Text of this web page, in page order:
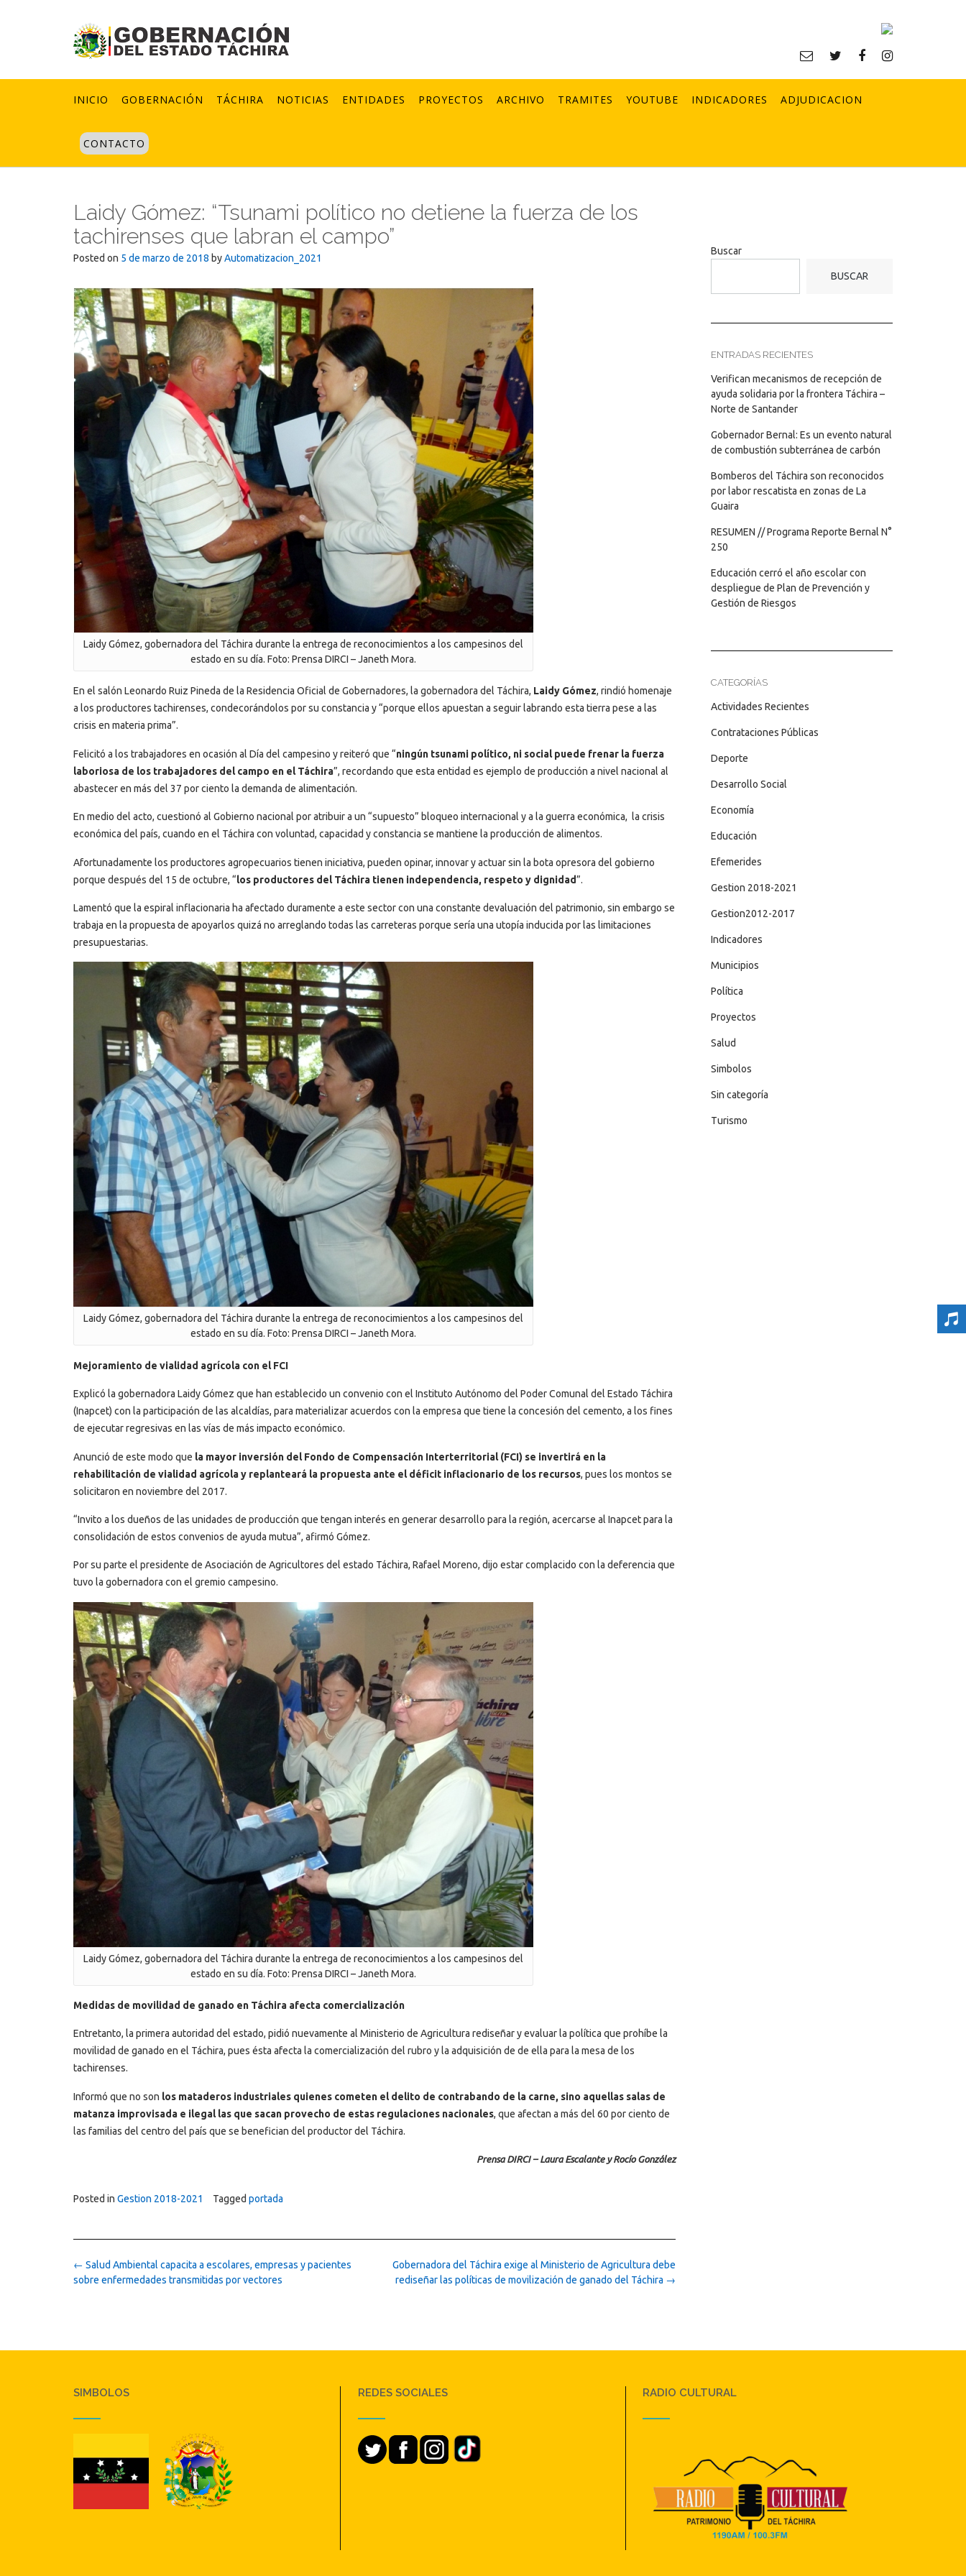
INICIO GOBERNACIÓN TÁCHIRA NOTICIAS ENTIDADES PROYECTOS ARCHIVO TRAMITES YOUTUBE INDICADORES ADJUDICACION
CONTACTO
Laidy Gómez: “Tsunami político no detiene la fuerza de los
tachirenses que labran el campo”
Posted on 5 de marzo de 2018 byAutomatizacion_2021
Laidy Gómez, gobernadora del Táchira durante la entrega de reconocimientos a los campesinos del
estado en su día. Foto: Prensa DIRCI – Janeth Mora.
En el salón Leonardo Ruiz Pineda de la Residencia Oficial de Gobernadores, la gobernadora del Táchira, Laidy Gómez, rindió homenaje
a los productores tachirenses, condecorándolos por su constancia y “porque ellos apuestan a seguir labrando esta tierra pese a las
crisis en materia prima”.
Felicitó a los trabajadores en ocasión al Día del campesino y reiteró que “ningún tsunami político, ni social puede frenar la fuerza
laboriosa de los trabajadores del campo en el Táchira”, recordando que esta entidad es ejemplo de producción a nivel nacional al
abastecer en más del 37 por ciento la demanda de alimentación.
En medio del acto, cuestionó al Gobierno nacional por atribuir a un “supuesto” bloqueo internacional y a la guerra económica, la crisis
económica del país, cuando en el Táchira con voluntad, capacidad y constancia se mantiene la producción de alimentos.
Afortunadamente los productores agropecuarios tienen iniciativa, pueden opinar, innovar y actuar sin la bota opresora del gobierno
porque después del 15 de octubre, “los productores del Táchira tienen independencia, respeto y dignidad”.
Lamentó que la espiral inflacionaria ha afectado duramente a este sector con una constante devaluación del patrimonio, sin embargo se
trabaja en la propuesta de apoyarlos quizá no arreglando todas las carreteras porque sería una utopía inducida por las limitaciones
presupuestarias.
Laidy Gómez, gobernadora del Táchira durante la entrega de reconocimientos a los campesinos del
estado en su día. Foto: Prensa DIRCI – Janeth Mora.
Mejoramiento de vialidad agrícola con el FCI
Explicó la gobernadora Laidy Gómez que han establecido un convenio con el Instituto Autónomo del Poder Comunal del Estado Táchira
(Inapcet) con la participación de las alcaldías, para materializar acuerdos con la empresa que tiene la concesión del cemento, a los fines
de ejecutar regresivas en las vías de más impacto económico.
Anunció de este modo que la mayor inversión del Fondo de Compensación Interterritorial (FCI) se invertirá en la
rehabilitación de vialidad agrícola y replanteará la propuesta ante el déficit inflacionario de los recursos, pues los montos se
solicitaron en noviembre del 2017.
“Invito a los dueños de las unidades de producción que tengan interés en generar desarrollo para la región, acercarse al Inapcet para la
consolidación de estos convenios de ayuda mutua”, afirmó Gómez.
Por su parte el presidente de Asociación de Agricultores del estado Táchira, Rafael Moreno, dijo estar complacido con la deferencia que
tuvo la gobernadora con el gremio campesino.
Laidy Gómez, gobernadora del Táchira durante la entrega de reconocimientos a los campesinos del
estado en su día. Foto: Prensa DIRCI – Janeth Mora.
Medidas de movilidad de ganado en Táchira afecta comercialización
Entretanto, la primera autoridad del estado, pidió nuevamente al Ministerio de Agricultura rediseñar y evaluar la política que prohíbe la
movilidad de ganado en el Táchira, pues ésta afecta la comercialización del rubro y la adquisición de de ella para la mesa de los
tachirenses.
Informó que no son los mataderos industriales quienes cometen el delito de contrabando de la carne, sino aquellas salas de
matanza improvisada e ilegal las que sacan provecho de estas regulaciones nacionales, que afectan a más del 60 por ciento de
las familias del centro del país que se benefician del productor del Táchira.
Prensa DIRCI – Laura Escalante y Rocío González
Posted in Gestion 2018-2021 Tagged portada
Post
navigation
Gobernadora del Táchira exige al Ministerio de Agricultura debe
rediseñar las políticas de movilización de ganado del Táchira →
← Salud Ambiental capacita a escolares, empresas y pacientes
sobre enfermedades transmitidas por vectores
Buscar
BUSCAR
ENTRADAS RECIENTES
Verifican mecanismos de recepción de
ayuda solidaria por la frontera Táchira –
Norte de Santander
Gobernador Bernal: Es un evento natural
de combustión subterránea de carbón
Bomberos del Táchira son reconocidos
por labor rescatista en zonas de La
Guaira
RESUMEN // Programa Reporte Bernal N°
250
Educación cerró el año escolar con
despliegue de Plan de Prevención y
Gestión de Riesgos
CATEGORÍAS
Actividades Recientes
Contrataciones Públicas
Deporte
Desarrollo Social
Economía
Educación
Efemerides
Gestion 2018-2021
Gestion2012-2017
Indicadores
Municipios
Política
Proyectos
Salud
Simbolos
Sin categoría
Turismo
SIMBOLOS REDES SOCIALES RADIO CULTURAL